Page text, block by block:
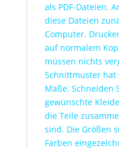
als PDF-Dateien.
diese Dateien
Computer.
auf normalem
müssen nichts
Schnittmuster hat
Maße. Schneiden
gewünschte
die Teile
sind. Die Größen
Farben